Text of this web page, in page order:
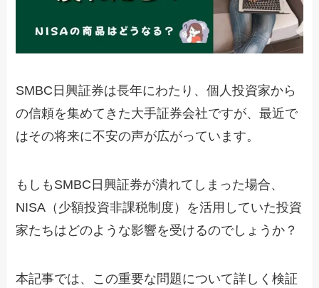
SMBC日興証券は長年にわたり、個人投資家から
の信頼を集めてきた大手証券会社ですが、最近で
はその将来に不安の声が広がっています。
もしもSMBC日興証券が潰れてしまった場合、
NISA（少額投資非課税制度）を活用していた投資
家たちはどのような影響を受けるのでしょうか？
本記事では、この重要な問題について詳しく検証